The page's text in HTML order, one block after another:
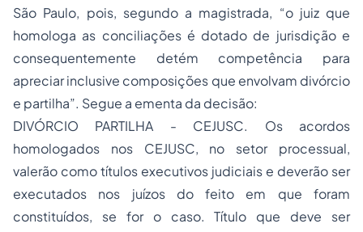
São Paulo, pois, segundo a magistrada, “o juiz que
homologa as conciliações é dotado de jurisdição e
consequentemente detém competência para
apreciar inclusive composições que envolvam divórcio
e partilha”. Segue a ementa da decisão:
DIVÓRCIO PARTILHA - CEJUSC. Os acordos
homologados nos CEJUSC, no setor processual,
valerão como títulos executivos judiciais e deverão ser
executados nos juízos do feito em que foram
constituídos, se for o caso. Título que deve ser